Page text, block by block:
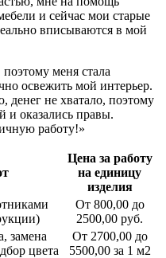
и сейчас мои старые
вписываются в мой
меня стала
освежить мой интерьер.
не хватало, поэтому
и оказались правы.
работу!»
Цена за работу
на единицу
изделия
От 800,00 до
2500,00 руб.
замена
цвета
От 2700,00 до
5500,00 за 1 м2